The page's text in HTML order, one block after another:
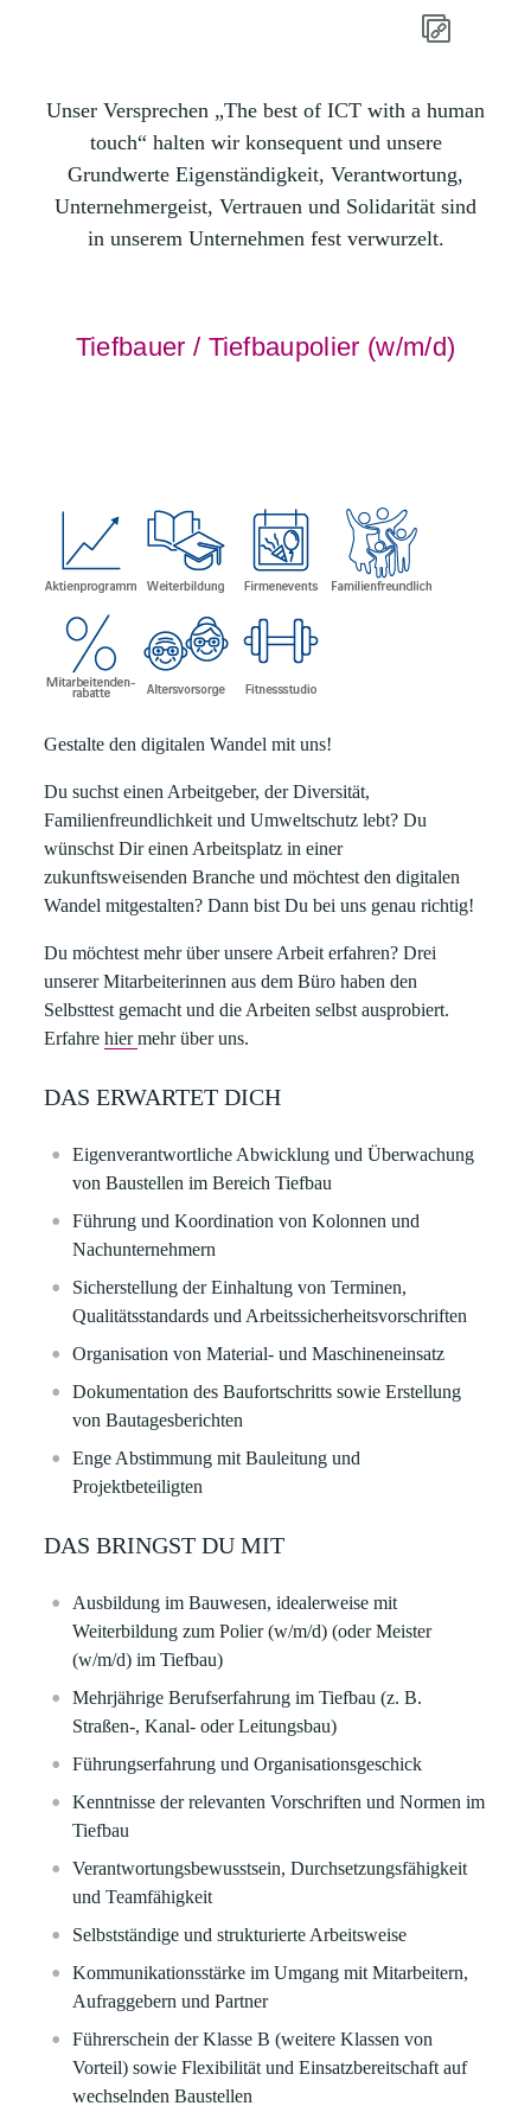
Unser Versprechen „The best of ICT with a human
touch“ halten wir konsequent und unsere
Grundwerte Eigenständigkeit, Verantwortung,
Unternehmergeist, Vertrauen und Solidarität sind
in unserem Unternehmen fest verwurzelt.
Tiefbauer / Tiefbaupolier (w/m/d)
Gestalte den digitalen Wandel mit uns!
Du suchst einen Arbeitgeber, der Diversität,
Familienfreundlichkeit und Umweltschutz lebt? Du
wünschst Dir einen Arbeitsplatz in einer
zukunftsweisenden Branche und möchtest den digitalen
Wandel mitgestalten? Dann bist Du bei uns genau richtig!
Du möchtest mehr über unsere Arbeit erfahren? Drei
unserer Mitarbeiterinnen aus dem Büro haben den
Selbsttest gemacht und die Arbeiten selbst ausprobiert.
Erfahrehiermehr über uns.
DAS ERWARTET DICH
Eigenverantwortliche Abwicklung und Überwachung
von Baustellen im Bereich Tiefbau
Führung und Koordination von Kolonnen und
Nachunternehmern
Sicherstellung der Einhaltung von Terminen,
Qualitätsstandards und Arbeitssicherheitsvorschriften
Organisation von Material- und Maschineneinsatz
Dokumentation des Baufortschritts sowie Erstellung
von Bautagesberichten
Enge Abstimmung mit Bauleitung und
Projektbeteiligten
DAS BRINGST DU MIT
Ausbildung im Bauwesen, idealerweise mit
Weiterbildung zum Polier (w/m/d) (oder Meister
(w/m/d)im Tiefbau)
Mehrjährige Berufserfahrung im Tiefbau (z. B.
Straßen-, Kanal- oder Leitungsbau)
Führungserfahrung und Organisationsgeschick
Kenntnisse der relevanten Vorschriften und Normen im
Tiefbau
Verantwortungsbewusstsein, Durchsetzungsfähigkeit
und Teamfähigkeit
Selbstständige und strukturierte Arbeitsweise
Kommunikationsstärke im Umgang mit Mitarbeitern,
Aufraggebern und Partner
Führerschein der Klasse B (weitere Klassen von
Vorteil) sowie Flexibilität und Einsatzbereitschaft auf
wechselnden Baustellen